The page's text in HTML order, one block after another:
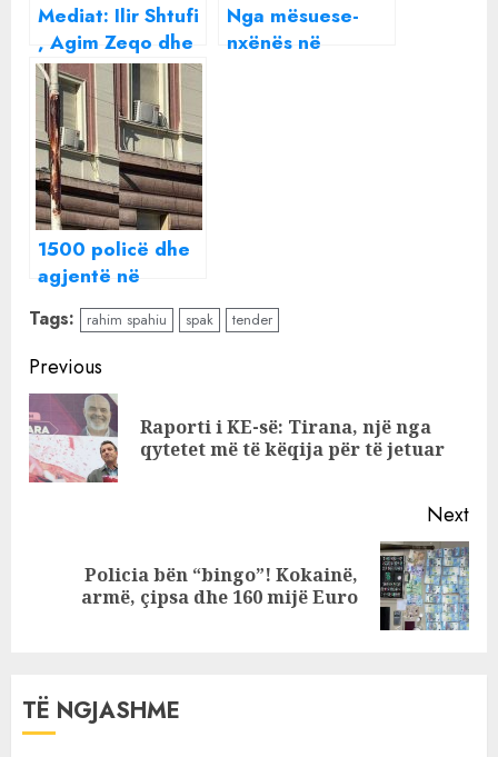
Mediat: Ilir Shtufi
, Agim Zeqo dhe
Gerian Kuka pas
kullës në Tiranë?
Skandali I
inceneratorëve
nxjerr kokën te
Mount of Tirana
?
Nga mësuese-
nxënës në
1500 policë dhe
agjentë në
terren, shtyllat
lyhen me graso
Tags: rahim spahiu spak tender
Continue
Reading
Previous
Raporti i KE-së: Tirana, një nga
qytetet më të këqija për të jetuar
Next
Policia bën “bingo”! Kokainë,
armë, çipsa dhe 160 mijë Euro
TË NGJASHME